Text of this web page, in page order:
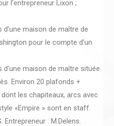
l’entrepreneur Lixon ;
maison de maître de
pour le compte d’un
maison de maître située
Environ 20 plafonds +
les chapiteaux, arcs avec
«Empire » sont en staff.
: M.Delens.